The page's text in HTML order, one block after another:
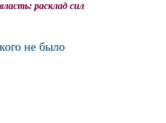
расклад сил
не было